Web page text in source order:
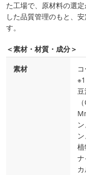
た工場で、原材料の選
した品質管理のもと、
す。
＜素材・材質・成分＞
素材
植